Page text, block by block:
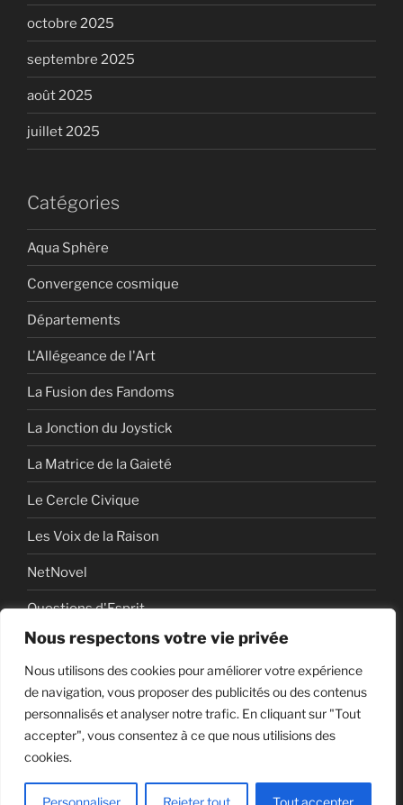
Nous respectons votre vie privée
Nous utilisons des cookies pour améliorer votre expérience
de navigation, vous proposer des publicités ou des contenus
personnalisés et analyser notre trafic. En cliquant sur "Tout
accepter", vous consentez à ce que nous utilisions des
cookies.
Personnaliser Rejeter tout Tout accepter
octobre 2025
septembre 2025
août 2025
juillet 2025
Catégories
Aqua Sphère
Convergence cosmique
Départements
L'Allégeance de l'Art
La Fusion des Fandoms
La Jonction du Joystick
La Matrice de la Gaieté
Le Cercle Civique
Les Voix de la Raison
NetNovel
Questions d'Esprit
Série
Série vidéo
WordPress